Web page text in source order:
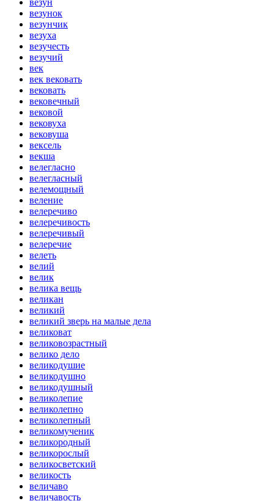
везунок
везунчик
везуха
везучесть
везучий
век
век вековать
вековать
вековечный
вековой
вековуха
вековуша
вексель
векша
велегласно
велегласный
велемощный
веление
велеречиво
велеречивость
велеречивый
велеречие
велеть
велий
велик
велика вещь
великан
великий
великий зверь на малые дела
великоват
великовозрастный
велико дело
великодушие
великодушно
великодушный
великолепие
великолепно
великолепный
великомученик
великородный
великорослый
великосветский
великость
величаво
величавость